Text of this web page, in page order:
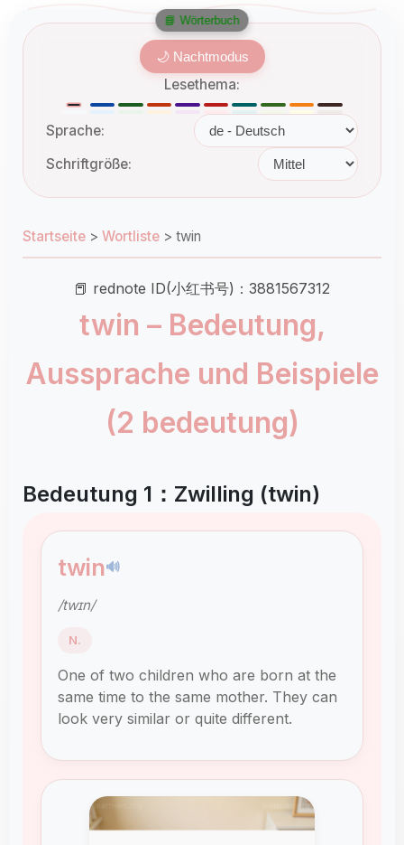
🌙 Nachtmodus
Lesethema:
Sprache:
Schriftgröße:
Startseite > Wortliste > twin
📕 rednote ID(小红书号)：3881567312
twin – Bedeutung,
Aussprache und Beispiele
(2 bedeutung)
Bedeutung 1：Zwilling (twin)
twin🔊
/twɪn/
N.
One of two children who are born at the
same time to the same mother. They can
look very similar or quite different.
📘 Wörterbuch